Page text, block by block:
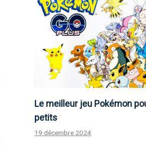
Le meilleur jeu Pokémon
petits
19 décembre 2024